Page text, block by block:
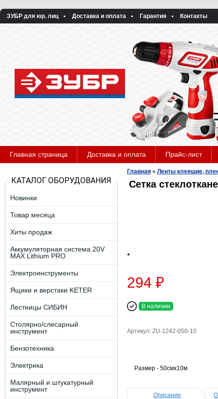
ЗУБР для юр. лиц Доставка и оплата Гарантия Контакты
Главная страница Доставка и оплата Прайс-лист
КАТАЛОГ ОБОРУДОВАНИЯ
Новинки
Товар месяца
Хиты продаж
Аккумуляторная система 20V
MAX Lithium PRO
Электроинструменты
Ящики и верстаки KETER
Лестницы СИБИН
Столярно/слесарный
инструмент
Бензотехника
Электрика
Малярный и штукатурный
инструмент
Главная » Ленты клеящие,
Сетка
294 ₽
В наличии
Артикул: ZU-1242-050-10
Размер - 50смх10м
Описание